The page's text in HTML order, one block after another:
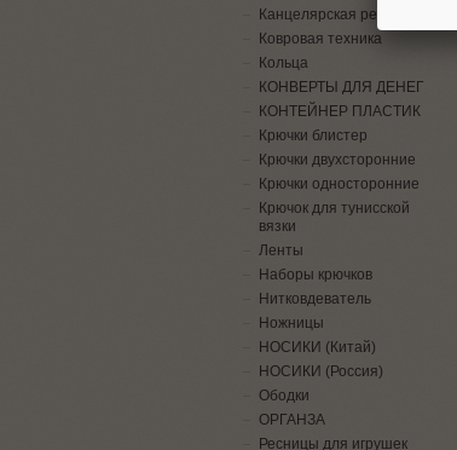
Канцелярская резинка
Ковровая техника
Кольца
КОНВЕРТЫ ДЛЯ ДЕНЕГ
КОНТЕЙНЕР ПЛАСТИК
Крючки блистер
Крючки двухсторонние
Крючки односторонние
Крючок для тунисской
вязки
Ленты
Наборы крючков
Нитковдеватель
Ножницы
НОСИКИ (Китай)
НОСИКИ (Россия)
Ободки
ОРГАНЗА
Ресницы для игрушек